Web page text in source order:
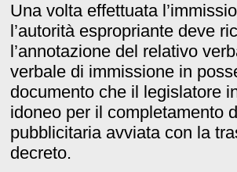
Una volta effettuata
l’autorità espropriante deve
l’annotazione del relativo
verbale di immissione in
documento che il legislatore
idoneo per il completamento
pubblicitaria avviata con la
decreto.